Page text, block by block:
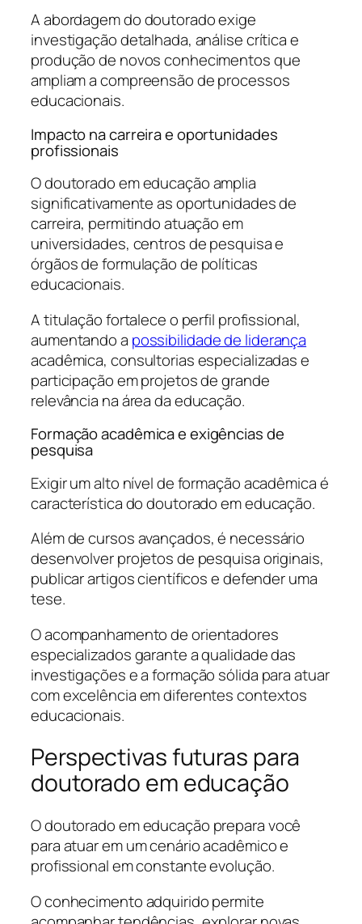
A abordagem do doutorado exige
investigação detalhada, análise crítica e
produção de novos conhecimentos que
ampliam a compreensão de processos
educacionais.
Impacto na carreira e oportunidades
profissionais
O doutorado em educação amplia
significativamente as oportunidades de
carreira, permitindo atuação em
universidades, centros de pesquisa e
órgãos de formulação de políticas
educacionais.
A titulação fortalece o perfil profissional,
aumentando a possibilidade de liderança
acadêmica, consultorias especializadas e
participação em projetos de grande
relevância na área da educação.
Formação acadêmica e exigências de
pesquisa
Exigir um alto nível de formação acadêmica é
característica do doutorado em educação.
Além de cursos avançados, é necessário
desenvolver projetos de pesquisa originais,
publicar artigos científicos e defender uma
tese.
O acompanhamento de orientadores
especializados garante a qualidade das
investigações e a formação sólida para atuar
com excelência em diferentes contextos
educacionais.
Perspectivas futuras para
doutorado em educação
O doutorado em educação prepara você
para atuar em um cenário acadêmico e
profissional em constante evolução.
O conhecimento adquirido permite